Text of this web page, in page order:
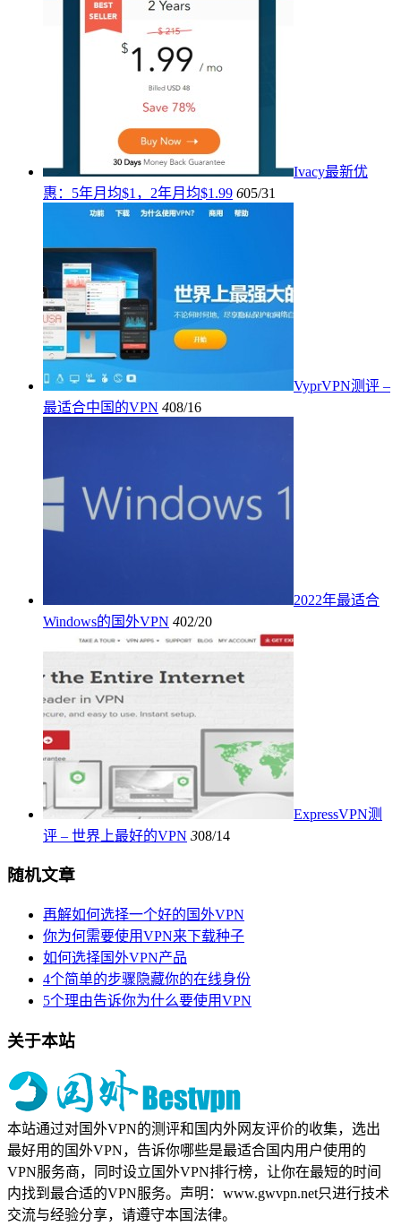
Ivacy最新优
惠：5年月均$1，2年月均$1.99 605/31
VyprVPN测评 –
最适合中国的VPN 408/16
2022年最适合
Windows的国外VPN 402/20
ExpressVPN测
评 – 世界上最好的VPN 308/14
随机文章
再解如何选择一个好的国外VPN
你为何需要使用VPN来下载种子
如何选择国外VPN产品
4个简单的步骤隐藏你的在线身份
5个理由告诉你为什么要使用VPN
关于本站
本站通过对国外VPN的测评和国内外网友评价的收集，选出
最好用的国外VPN，告诉你哪些是最适合国内用户使用的
VPN服务商，同时设立国外VPN排行榜，让你在最短的时间
内找到最合适的VPN服务。声明：www.gwvpn.net只进行技术
交流与经验分享，请遵守本国法律。